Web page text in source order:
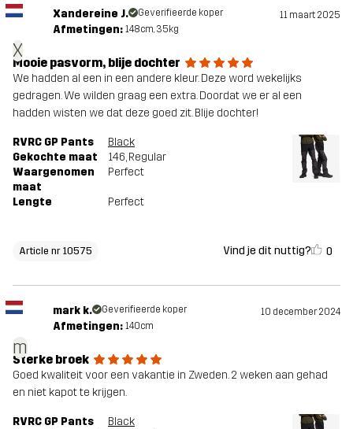
X
Xandereine J. Geverifieerde koper 11 maart 2025
Afmetingen: 148cm, 35kg
Mooie pasvorm, blije dochter
We hadden al een in een andere kleur. Deze word wekelijks
gedragen. We wilden graag een extra. Doordat we er al een
hadden wisten we dat deze goed zit. Blije dochter!
RVRC GP Pants
Black
Gekochte maat
146, Regular
Waargenomen
maat
Perfect
Lengte Perfect
Article nr 10575 Vind je dit nuttig? 0
m
mark k. Geverifieerde koper 10 december 2024
Afmetingen: 140cm
Sterke broek
Goed kwaliteit voor een vakantie in Zweden. 2 weken aan gehad
en niet kapot te krijgen.
RVRC GP Pants
Black